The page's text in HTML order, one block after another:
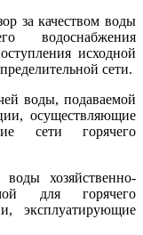
за качеством воды
водоснабжения
исходной
сети.
воды, подаваемой
осуществляющие
сети горячего
хозяйственно-
для горячего
эксплуатирующие